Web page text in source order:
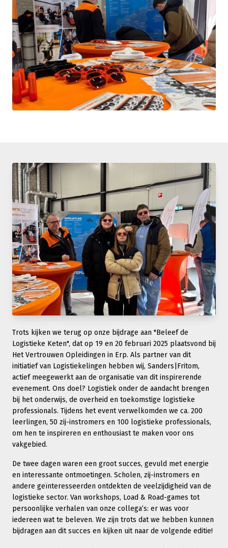
Trots kijken we terug op onze bijdrage aan "Beleef de
Logistieke Keten", dat op 19 en 20 februari 2025 plaatsvond bij
Het Vertrouwen Opleidingen in Erp. Als partner van dit
initiatief van Logistiekelingen hebben wij, Sanders|Fritom,
actief meegewerkt aan de organisatie van dit inspirerende
evenement. Ons doel? Logistiek onder de aandacht brengen
bij het onderwijs, de overheid en toekomstige logistieke
professionals. Tijdens het event verwelkomden we ca. 200
leerlingen, 50 zij-instromers en 100 logistieke professionals,
om hen te inspireren en enthousiast te maken voor ons
vakgebied.
De twee dagen waren een groot succes, gevuld met energie
en interessante ontmoetingen. Scholen, zij-instromers en
andere geïnteresseerden ontdekten de veelzijdigheid van de
logistieke sector. Van workshops, Load & Road-games tot
persoonlijke verhalen van onze collega’s: er was voor
iedereen wat te beleven. We zijn trots dat we hebben kunnen
bijdragen aan dit succes en kijken uit naar de volgende editie!